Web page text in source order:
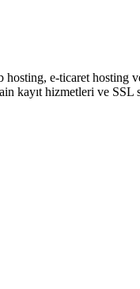
hosting, e-ticaret
kayıt hizmetleri ve